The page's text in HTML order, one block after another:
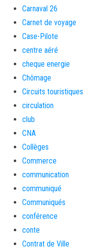
Carnaval 26
Carnet de voyage
Case-Pilote
centre aéré
cheque energie
Chômage
Circuits touristiques
circulation
club
CNA
Collèges
Commerce
communication
communiqué
Communiqués
conférence
conte
Contrat de Ville